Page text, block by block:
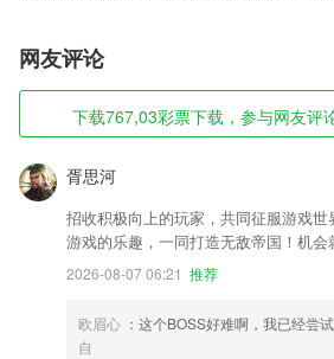
网友评论
下载767,03彩票下载，参与网友评
胥思河
招收积极向上的玩家，共同征服游戏
游戏的乐趣，一同打造无敌帝国！机会
2026-08-07 06:21 推荐
欧眉心 ：这个BOSS好难啊，我已经尝
自